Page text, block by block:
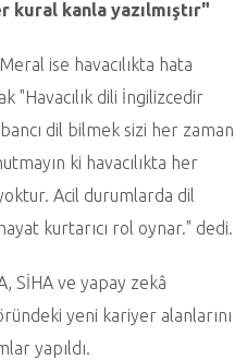
kural kanla yazılmıştır"
ise havacılıkta hata
"Havacılık dili İngilizcedir
dil bilmek sizi her zaman
ki havacılıkta her
yoktur. Acil durumlarda dil
kurtarıcı rol oynar." dedi.
SİHA ve yapay zekâ
yeni kariyer alanlarını
yapıldı.